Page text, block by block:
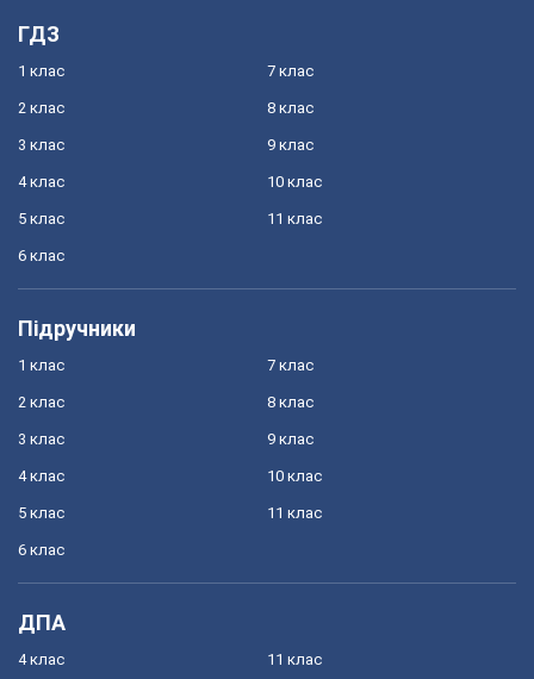
ГДЗ
1 клас
2 клас
3 клас
4 клас
5 клас
6 клас
7 клас
8 клас
9 клас
10 клас
11 клас
Підручники
1 клас
2 клас
3 клас
4 клас
5 клас
6 клас
7 клас
8 клас
9 клас
10 клас
11 клас
ДПА
4 клас 11 клас